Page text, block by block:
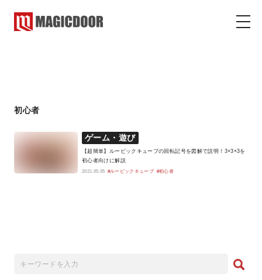
初心者
ゲーム・遊び
【超簡単】ルービックキューブの回転記号を図解で説明！3×3×3を
初心者向けに解説
2021.05.05 #ルービックキューブ #初心者